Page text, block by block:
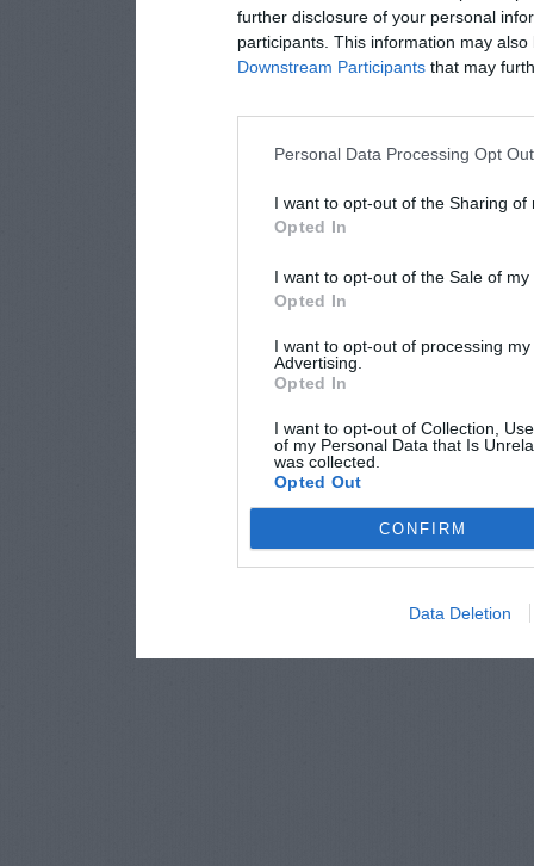
further disclosure of your personal
participants. This information may
Downstream Participants that may
Personal Data Processing Opt
I want to opt-out of the Sharing of
Opted In
I want to opt-out of the Sale of
Opted In
I want to opt-out of processing
Advertising.
Opted In
I want to opt-out of Collection,
of my Personal Data that Is
was collected.
Opted Out
CONFIRM
Data Deletion